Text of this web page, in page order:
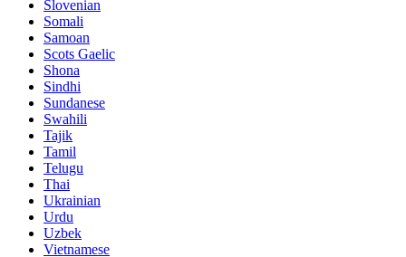
Slovenian
Somali
Samoan
Scots Gaelic
Shona
Sindhi
Sundanese
Swahili
Tajik
Tamil
Telugu
Thai
Ukrainian
Urdu
Uzbek
Vietnamese